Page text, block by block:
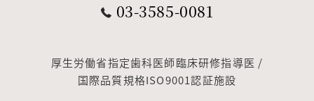
03-3585-0081
厚生労働省指定歯科医師臨床研修指導医 /
国際品質規格ISO9001認証施設